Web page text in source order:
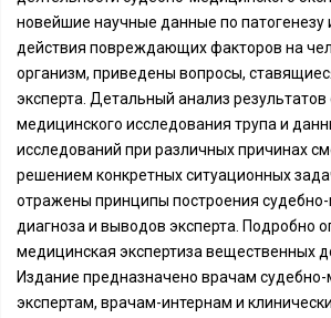
новейшие научные данные по патогенезу
действия повреждающих факторов на
организм, приведены вопросы,
эксперта. Детальный анализ результатов
медицинского исследования трупа и
исследований при различных причинах
решением конкретных ситуационных
отражены принципы построения
диагноза и выводов эксперта. Подробно
медицинская экспертиза вещественных
Издание предназначено врачам
экспертам, врачам-интернам и